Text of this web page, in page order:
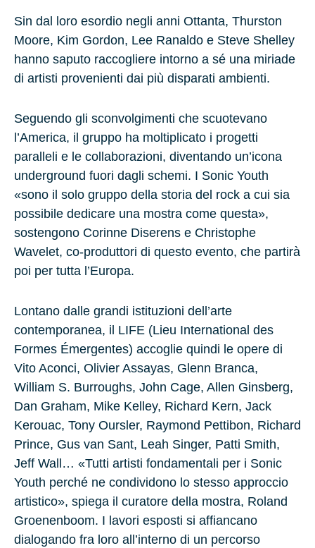
Sin dal loro esordio negli anni Ottanta, Thurston
Moore, Kim Gordon, Lee Ranaldo e Steve Shelley
hanno saputo raccogliere intorno a sé una miriade
di artisti provenienti dai più disparati ambienti.
Seguendo gli sconvolgimenti che scuotevano
l’America, il gruppo ha moltiplicato i progetti
paralleli e le collaborazioni, diventando un’icona
underground fuori dagli schemi. I Sonic Youth
«sono il solo gruppo della storia del rock a cui sia
possibile dedicare una mostra come questa»,
sostengono Corinne Diserens e Christophe
Wavelet, co-produttori di questo evento, che partirà
poi per tutta l’Europa.
Lontano dalle grandi istituzioni dell’arte
contemporanea, il LIFE (Lieu International des
Formes Émergentes) accoglie quindi le opere di
Vito Aconci, Olivier Assayas, Glenn Branca,
William S. Burroughs, John Cage, Allen Ginsberg,
Dan Graham, Mike Kelley, Richard Kern, Jack
Kerouac, Tony Oursler, Raymond Pettibon, Richard
Prince, Gus van Sant, Leah Singer, Patti Smith,
Jeff Wall… «Tutti artisti fondamentali per i Sonic
Youth perché ne condividono lo stesso approccio
artistico», spiega il curatore della mostra, Roland
Groenenboom. I lavori esposti si affiancano
dialogando fra loro all’interno di un percorso